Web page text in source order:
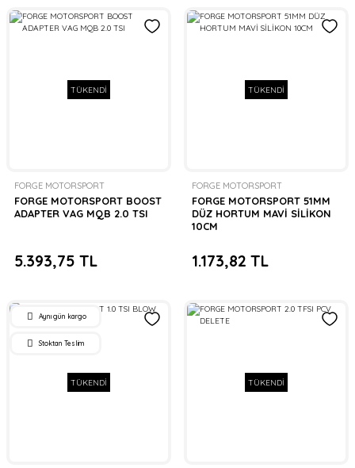
TÜKENDİ
FORGE MOTORSPORT
FORGE MOTORSPORT BOOST
ADAPTER VAG MQB 2.0 TSI
5.393,75 TL
TÜKENDİ
FORGE MOTORSPORT
FORGE MOTORSPORT 51MM
DÜZ HORTUM MAVİ SİLİKON
10CM
1.173,82 TL
TÜKENDİ
Aynı gün kargo
Stoktan Teslim
TÜKENDİ